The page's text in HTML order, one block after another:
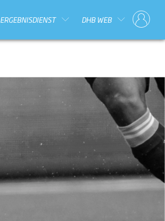
ERGEBNISDIENST DHB WEB